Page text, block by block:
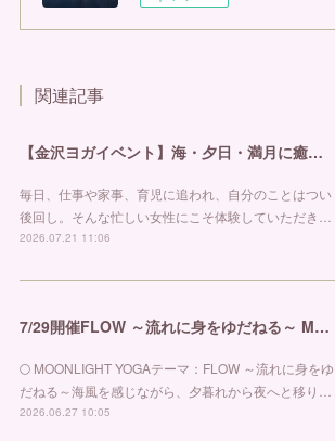
関連記事
【金沢ヨガイベント】海・夕日・満月に癒される特別な夜。「ONE POSE＋MOONLIGHT YOGA」開催！ ヨガスタジオ リブラ
毎日、仕事や家事、育児に追われ、自分のことはつい
後回し。そんな忙しい女性にこそ体験していただき…
2026.07.21 11:06
7/29開催FLOW ～流れに身をゆだねる～ MOONLIGHT YOGA@金沢港クルーズターミナル 金沢市ヨガスタジオ リブラ
🌕 MOONLIGHT YOGAテーマ：FLOW ～流れに身をゆ
だねる～海風を感じながら、夕暮れから夜へと移り…
2026.06.27 10:05